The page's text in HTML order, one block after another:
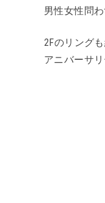
男性女性問
2Fのリング
アニバーサ